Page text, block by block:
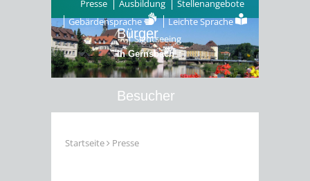
Presse Ausbildung
Stellenangebote
Gebärdensprache
Leichte Sprache
Sightseeing
Bürger
in Gernsbach
Besucher
Startseite Presse